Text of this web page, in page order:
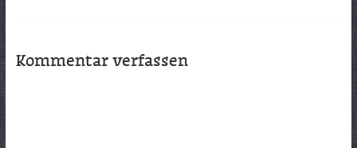
Kommentar verfassen